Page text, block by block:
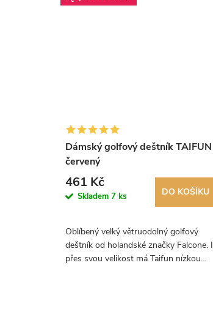
Dámský golfový deštník TAIFUN
červený
461 Kč
Skladem 7 ks DO KOŠÍKU
Oblíbený velký větruodolný golfový
deštník od holandské značky Falcone. I
přes svou velikost má Taifun nízkou